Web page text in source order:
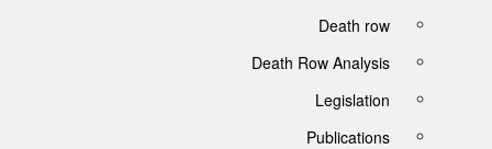
Death row
Death Row Analysis
Legislation
Publications